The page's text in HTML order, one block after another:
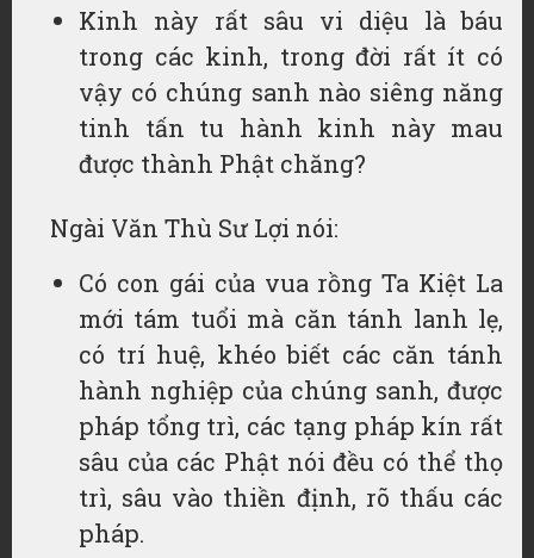
Kinh này rất sâu vi diệu là báu
trong các kinh, trong đời rất ít có
vậy có chúng sanh nào siêng năng
tinh tấn tu hành kinh này mau
được thành Phật chăng?
Ngài Văn Thù Sư Lợi nói:
Có con gái của vua rồng Ta Kiệt La
mới tám tuổi mà căn tánh lanh lẹ,
có trí huệ, khéo biết các căn tánh
hành nghiệp của chúng sanh, được
pháp tổng trì, các tạng pháp kín rất
sâu của các Phật nói đều có thể thọ
trì, sâu vào thiền định, rõ thấu các
pháp.